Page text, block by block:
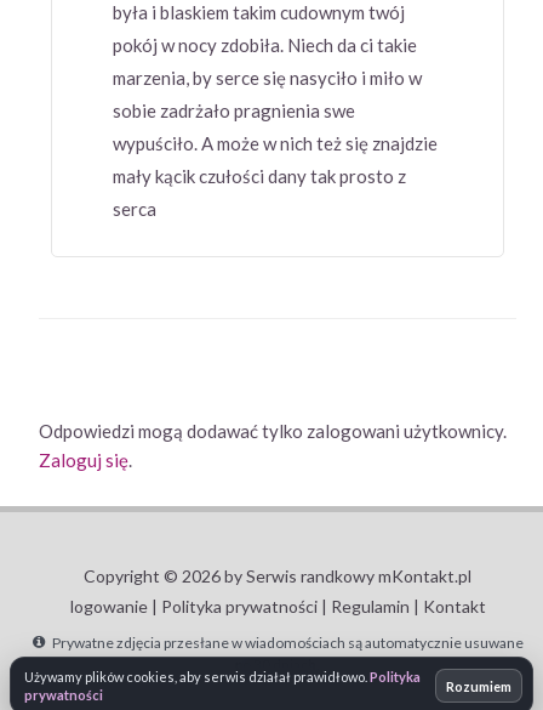
była i blaskiem takim cudownym twój
pokój w nocy zdobiła. Niech da ci takie
marzenia, by serce się nasyciło i miło w
sobie zadrżało pragnienia swe
wypuściło. A może w nich też się znajdzie
mały kącik czułości dany tak prosto z
serca
Odpowiedzi mogą dodawać tylko zalogowani użytkownicy.
Zaloguj się.
Copyright © 2026 by Serwis randkowy mKontakt.pl
logowanie | Polityka prywatności | Regulamin | Kontakt
Prywatne zdjęcia przesłane w wiadomościach są automatycznie usuwane
Używamy plików cookies, aby serwis działał prawidłowo. Polityka
prywatności
Rozumiem